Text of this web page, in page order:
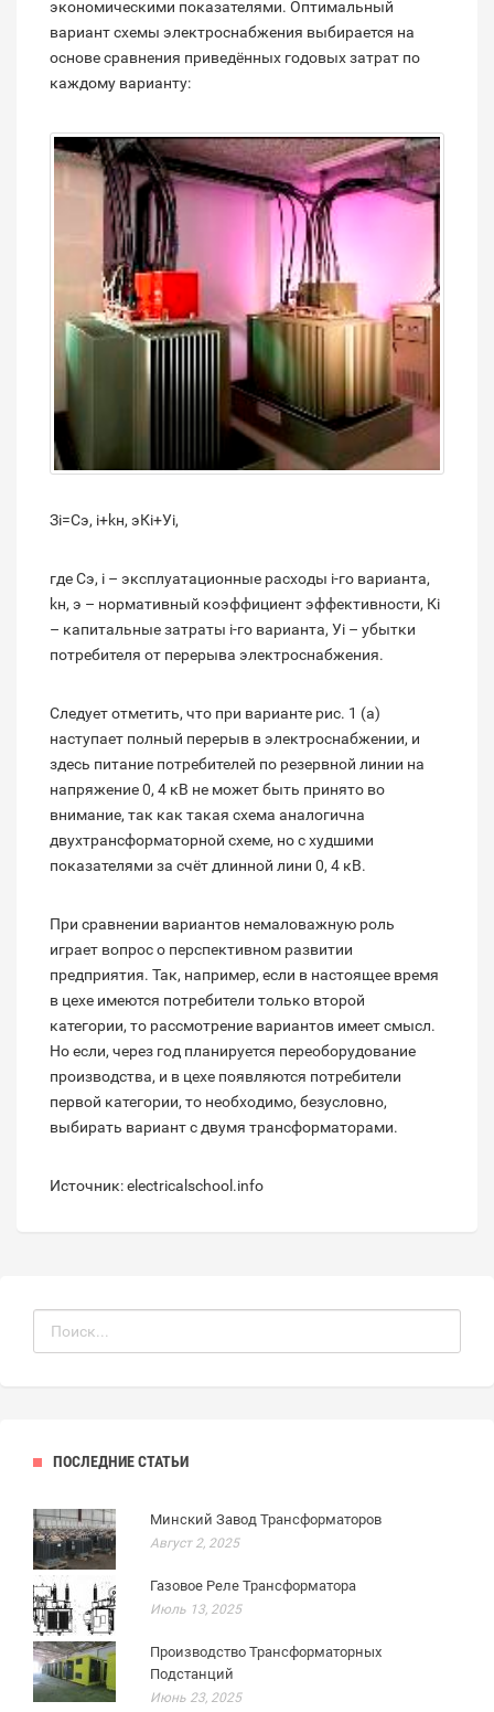
экономическими показателями. Оптимальный
вариант схемы электроснабжения выбирается на
основе сравнения приведённых годовых затрат по
каждому варианту:
Зi=Cэ, i+kн, эКi+Уi,
где Cэ, i – эксплуатационные расходы i-го варианта,
kн, э – нормативный коэффициент эффективности, Кi
– капитальные затраты i-го варианта, Уi – убытки
потребителя от перерыва электроснабжения.
Следует отметить, что при варианте рис. 1 (а)
наступает полный перерыв в электроснабжении, и
здесь питание потребителей по резервной линии на
напряжение 0, 4 кВ не может быть принято во
внимание, так как такая схема аналогична
двухтрансформаторной схеме, но с худшими
показателями за счёт длинной лини 0, 4 кВ.
При сравнении вариантов немаловажную роль
играет вопрос о перспективном развитии
предприятия. Так, например, если в настоящее время
в цехе имеются потребители только второй
категории, то рассмотрение вариантов имеет смысл.
Но если, через год планируется переоборудование
производства, и в цехе появляются потребители
первой категории, то необходимо, безусловно,
выбирать вариант с двумя трансформаторами.
Источник: electricalschool.info
ПОСЛЕДНИЕ СТАТЬИ
Минский Завод Трансформаторов
Август 2, 2025
Газовое Реле Трансформатора
Июль 13, 2025
Производство Трансформаторных
Подстанций
Июнь 23, 2025